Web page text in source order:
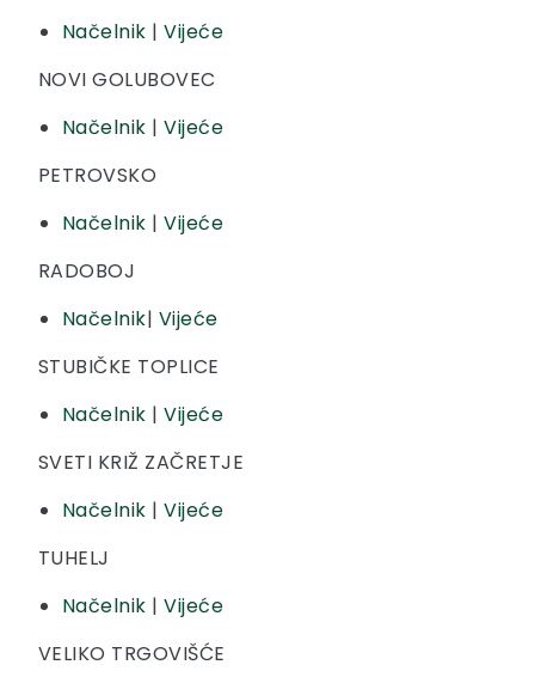
Načelnik |Vijeće
NOVI GOLUBOVEC
Načelnik |Vijeće
PETROVSKO
Načelnik |Vijeće
RADOBOJ
Načelnik| Vijeće
STUBIČKE TOPLICE
Načelnik |Vijeće
SVETI KRIŽ ZAČRETJE
Načelnik |Vijeće
TUHELJ
Načelnik |Vijeće
VELIKO TRGOVIŠĆE